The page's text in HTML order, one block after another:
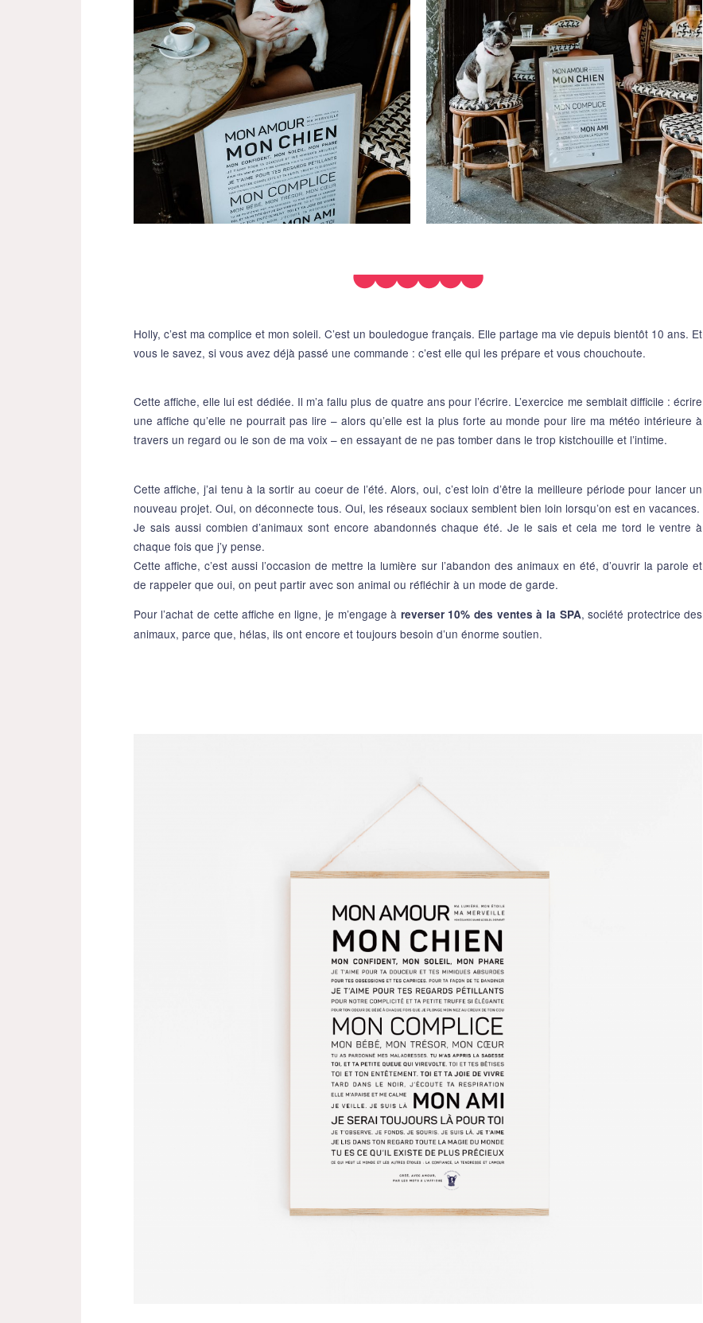
Holly, c’est ma complice et mon soleil. C’est un bouledogue français. Elle partage ma vie depuis bientôt 10 ans. Et
vous le savez, si vous avez déjà passé une commande : c’est elle qui les prépare et vous chouchoute.
Cette affiche, elle lui est dédiée. Il m’a fallu plus de quatre ans pour l’écrire. L’exercice me semblait difficile : écrire
une affiche qu’elle ne pourrait pas lire – alors qu’elle est la plus forte au monde pour lire ma météo intérieure à
travers un regard ou le son de ma voix – en essayant de ne pas tomber dans le trop kistchouille et l’intime.
Cette affiche, j’ai tenu à la sortir au coeur de l’été. Alors, oui, c’est loin d’être la meilleure période pour lancer un
nouveau projet. Oui, on déconnecte tous. Oui, les réseaux sociaux semblent bien loin lorsqu’on est en vacances.
Je sais aussi combien d’animaux sont encore abandonnés chaque été. Je le sais et cela me tord le ventre à
chaque fois que j’y pense.
Cette affiche, c’est aussi l’occasion de mettre la lumière sur l’abandon des animaux en été, d’ouvrir la parole et
de rappeler que oui, on peut partir avec son animal ou réfléchir à un mode de garde.
Pour l’achat de cette affiche en ligne, je m’engage à reverser 10% des ventes à la SPA, société protectrice des
animaux, parce que, hélas, ils ont encore et toujours besoin d’un énorme soutien.